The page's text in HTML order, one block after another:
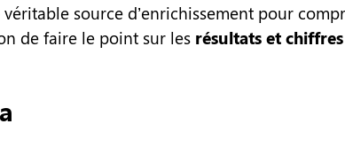
source d’enrichissement pour
de faire le point sur les résultats et